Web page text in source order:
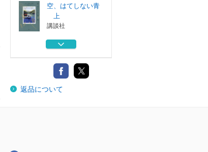
空、はてしない青
上
講談社
空、はてしない青
講談社
黒帯の映画人 柔
道と映画に捧げ...
返品について